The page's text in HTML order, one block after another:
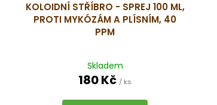
KOLOIDNÍ STŘÍBRO - SPREJ 100 ML,
PROTI MYKÓZÁM A PLÍSNÍM, 40
PPM
Skladem
180 Kč / ks